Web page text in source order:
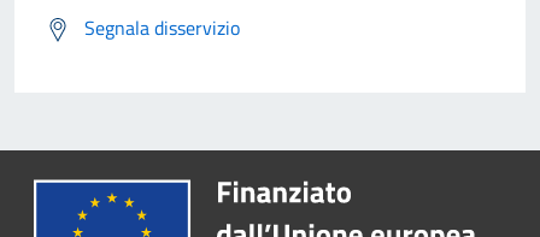
Segnala disservizio